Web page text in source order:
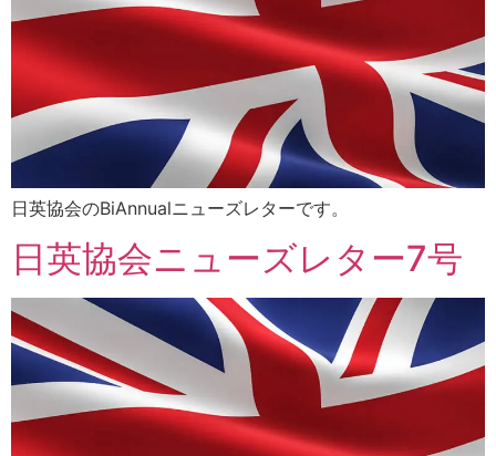
日英協会のBiAnnualニューズレターです。
日英協会ニューズレター7号